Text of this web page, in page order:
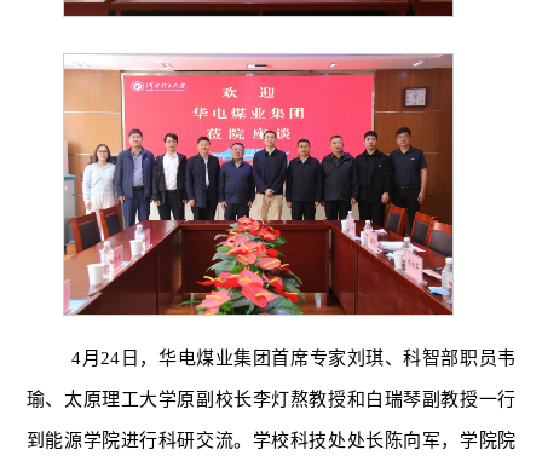
4月24日，华电煤业集团首席专家刘琪、科智部职员韦
瑜、太原理工大学原副校长李灯熬教授和白瑞琴副教授一行
到能源学院进行科研交流。学校科技处处长陈向军，学院院